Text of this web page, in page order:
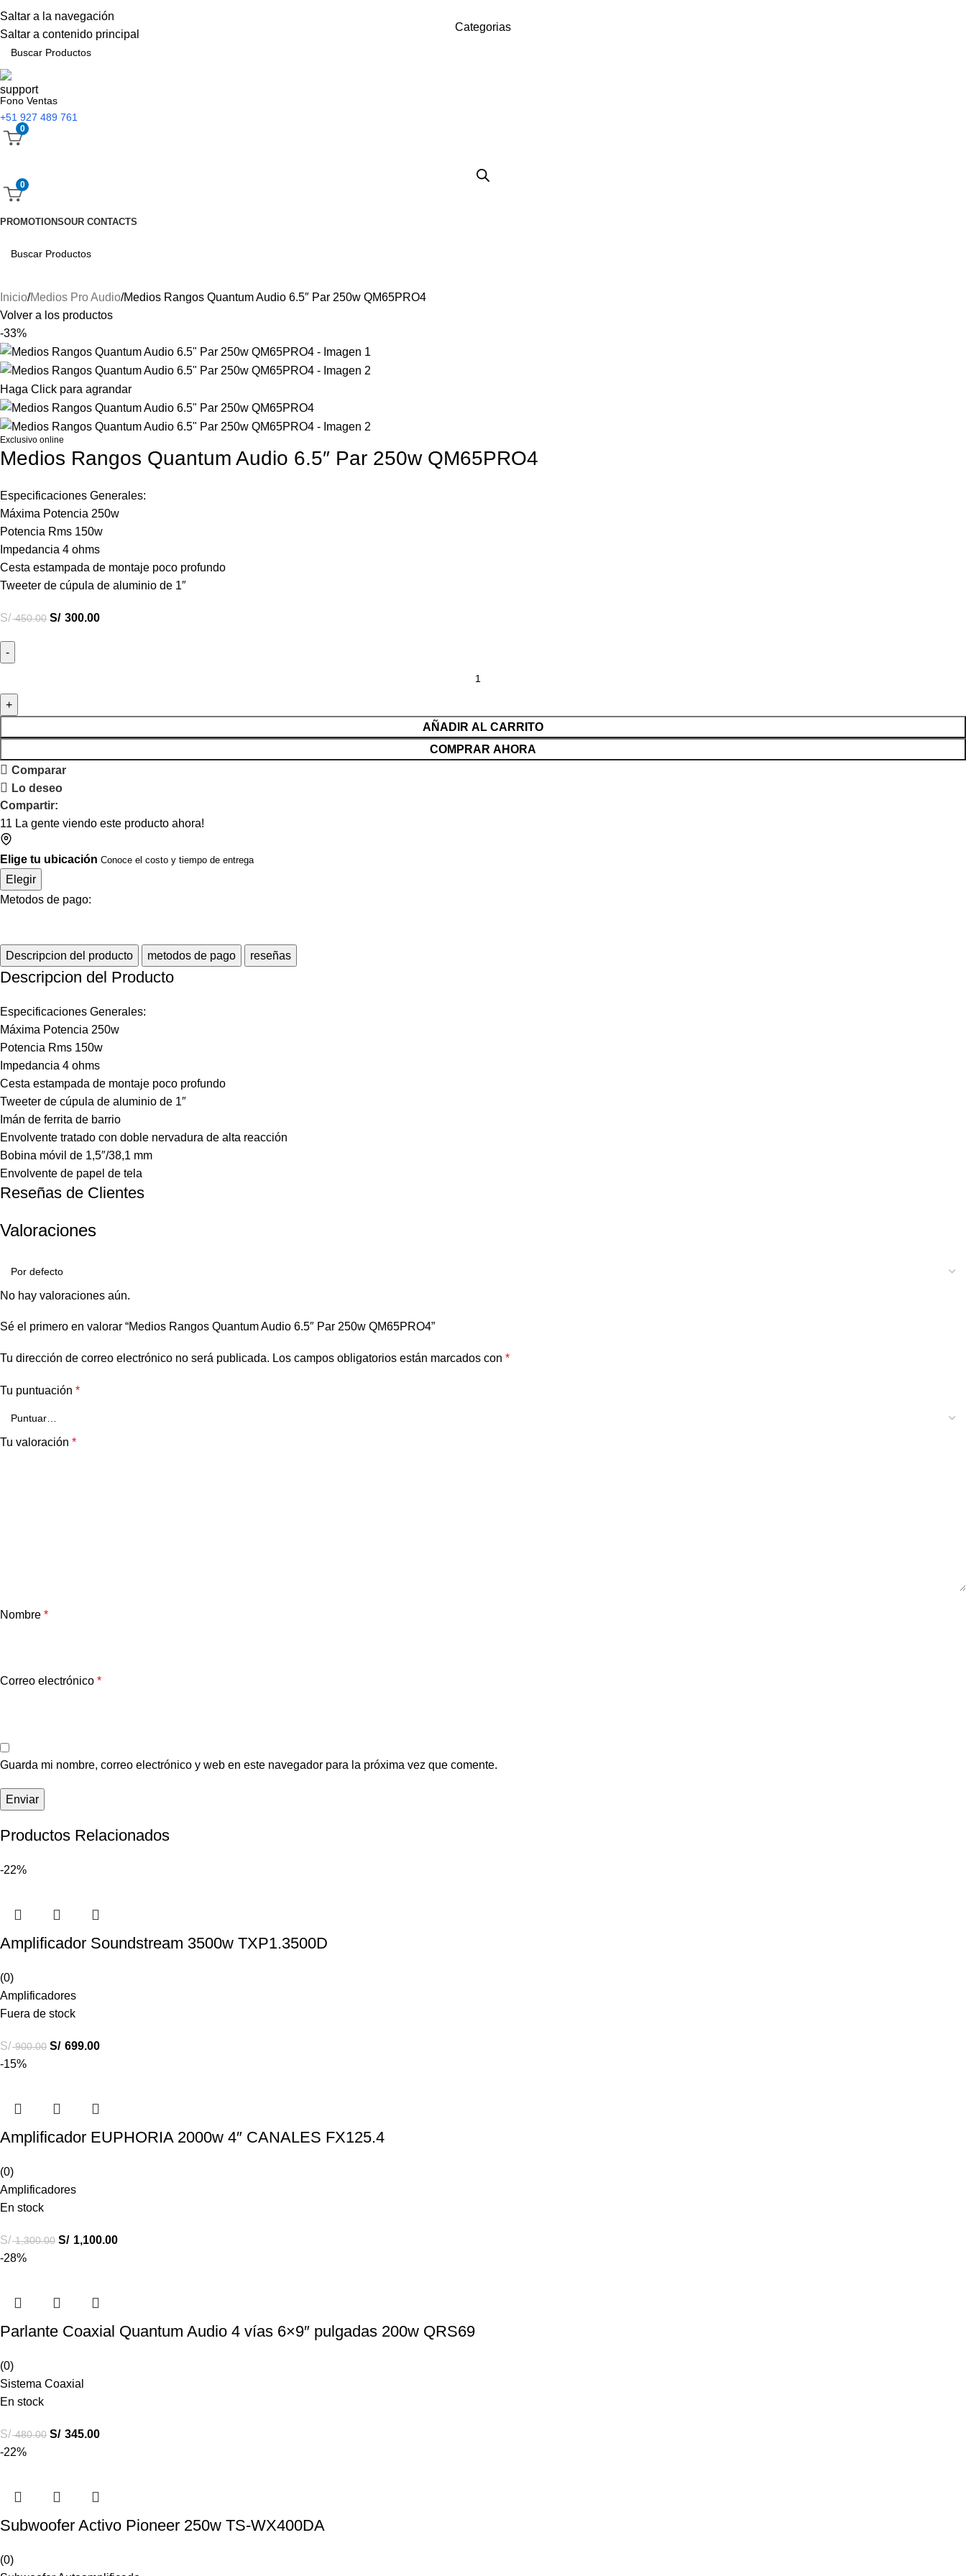
Saltar a la navegación
Saltar a contenido principal
Categorias
Fono Ventas
+51 927 489 761
0
0
PROMOTIONSOUR CONTACTS
Inicio Medios Pro Audio Medios Rangos Quantum Audio 6.5″ Par 250w QM65PRO4
Volver a los productos
-33%
Haga Click para agrandar
Exclusivo online
Medios Rangos Quantum Audio 6.5″ Par 250w QM65PRO4
Especificaciones Generales:
Máxima Potencia 250w
Potencia Rms 150w
Impedancia 4 ohms
Cesta estampada de montaje poco profundo
Tweeter de cúpula de aluminio de 1″
S/450.00 S/ 300.00
AÑADIR AL CARRITO
COMPRAR AHORA
Comparar
Lo deseo
Compartir:
11 La gente viendo este producto ahora!
Elige tu ubicación Conoce el costo y tiempo de entrega
Elegir
Metodos de pago:
Descripcion del producto metodos de pago reseñas
Descripcion del Producto
Especificaciones Generales:
Máxima Potencia 250w
Potencia Rms 150w
Impedancia 4 ohms
Cesta estampada de montaje poco profundo
Tweeter de cúpula de aluminio de 1″
Imán de ferrita de barrio
Envolvente tratado con doble nervadura de alta reacción
Bobina móvil de 1,5″/38,1 mm
Envolvente de papel de tela
Reseñas de Clientes
Valoraciones
No hay valoraciones aún.
Sé el primero en valorar “Medios Rangos Quantum Audio 6.5″ Par 250w QM65PRO4”
Tu dirección de correo electrónico no será publicada. Los campos obligatorios están marcados con *
Tu puntuación *
Tu valoración *
Nombre *
Correo electrónico *
Guarda mi nombre, correo electrónico y web en este navegador para la próxima vez que comente.
Productos Relacionados
-22%
Amplificador Soundstream 3500w TXP1.3500D
(0)
Amplificadores
Fuera de stock
S/900.00 S/ 699.00
-15%
Amplificador EUPHORIA 2000w 4″ CANALES FX125.4
(0)
Amplificadores
En stock
S/1,300.00 S/ 1,100.00
-28%
Parlante Coaxial Quantum Audio 4 vías 6×9″ pulgadas 200w QRS69
(0)
Sistema Coaxial
En stock
S/480.00 S/ 345.00
-22%
Subwoofer Activo Pioneer 250w TS-WX400DA
(0)